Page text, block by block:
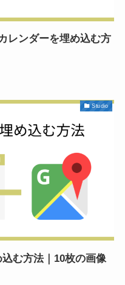
レンダーを埋め込む方
Studio
む方法｜10枚の画像